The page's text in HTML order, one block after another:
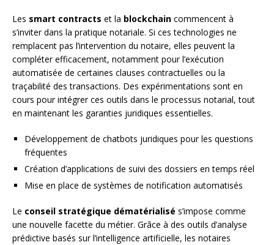
Les smart contracts et la blockchain commencent à
s’inviter dans la pratique notariale. Si ces technologies ne
remplacent pas l’intervention du notaire, elles peuvent la
compléter efficacement, notamment pour l’exécution
automatisée de certaines clauses contractuelles ou la
traçabilité des transactions. Des expérimentations sont en
cours pour intégrer ces outils dans le processus notarial, tout
en maintenant les garanties juridiques essentielles.
Développement de chatbots juridiques pour les questions
fréquentes
Création d’applications de suivi des dossiers en temps réel
Mise en place de systèmes de notification automatisés
Le conseil stratégique dématérialisé s’impose comme
une nouvelle facette du métier. Grâce à des outils d’analyse
prédictive basés sur l’intelligence artificielle, les notaires